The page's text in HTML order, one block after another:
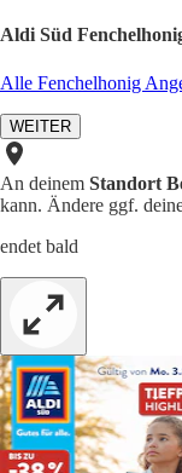
Aldi Süd
Alle Fenchelhonig
WEITER
An deinem Standort
kann. Ändere ggf.
endet bald